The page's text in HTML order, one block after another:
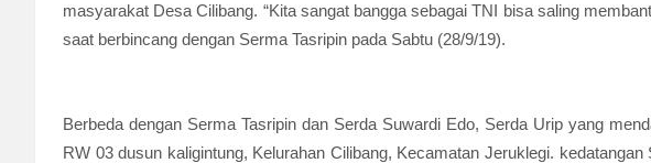
masyarakat Desa Cilibang. “Kita sangat bangga sebagai TNI bisa saling
saat berbincang dengan Serma Tasripin pada Sabtu (28/9/19).
Berbeda dengan Serma Tasripin dan Serda Suwardi Edo, Serda Urip yang
RW 03 dusun kaligintung, Kelurahan Cilibang, Kecamatan Jeruklegi.